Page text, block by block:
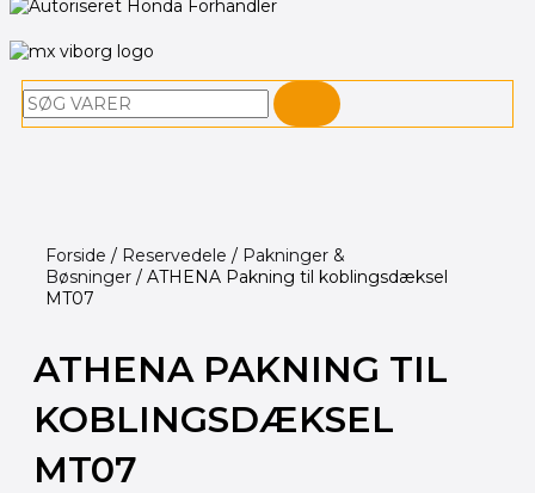
Søg
Forside / Reservedele / Pakninger &
Bøsninger / ATHENA Pakning til koblingsdæksel
MT07
ATHENA PAKNING TIL
KOBLINGSDÆKSEL
MT07